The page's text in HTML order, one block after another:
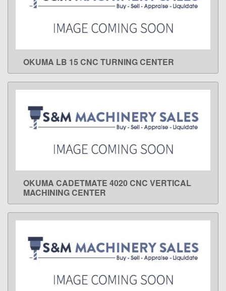
LEARN MORE
OKUMA LB 15 CNC TURNING CENTER
LEARN MORE
OKUMA CADETMATE 4020 CNC VERTICAL
MACHINING CENTER